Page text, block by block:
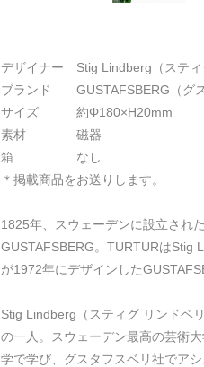
デザイナー Stig Lindberg（スティ
ブランド GUSTAFSBERG（グス
サイズ 約Φ180×H20mm
素材 磁器
箱 なし
＊掲載商品をお送りします。
1825年、スウェーデンに設立され
GUSTAFSBERG。TURTURはStig
が1972年にデザインした
Stig Lindberg（スティグ リンドベ
の一人。スウェーデン最高の芸術
学で学び、グスタフスベリ社でア